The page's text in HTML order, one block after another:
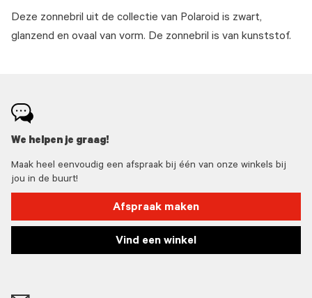
Deze zonnebril uit de collectie van Polaroid is zwart,
glanzend en ovaal van vorm. De zonnebril is van kunststof.
We helpen je graag!
Maak heel eenvoudig een afspraak bij één van onze winkels bij
jou in de buurt!
Afspraak maken
Vind een winkel